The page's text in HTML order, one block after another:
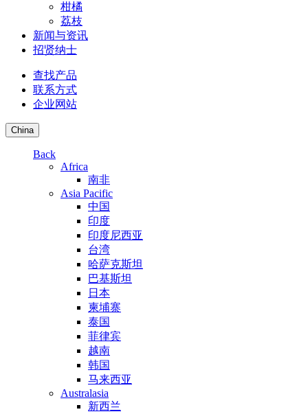
柑橘
荔枝
新闻与资讯
招贤纳士
查找产品
联系方式
企业网站
China
Back
Africa
南非
Asia Pacific
中国
印度
印度尼西亚
台湾
哈萨克斯坦
巴基斯坦
日本
柬埔寨
泰国
菲律宾
越南
韩国
马来西亚
Australasia
新西兰